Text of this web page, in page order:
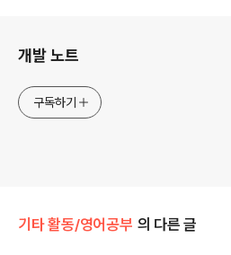
개발 노트
구독하기
기타 활동/영어공부 의 다른 글